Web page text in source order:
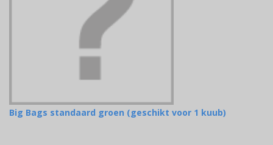
Big Bags standaard groen (geschikt voor 1 kuub)